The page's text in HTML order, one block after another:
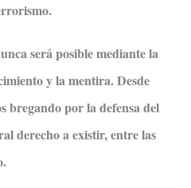
será posible mediante la
y la mentira. Desde
bregando por la defensa del
derecho a existir, entre las